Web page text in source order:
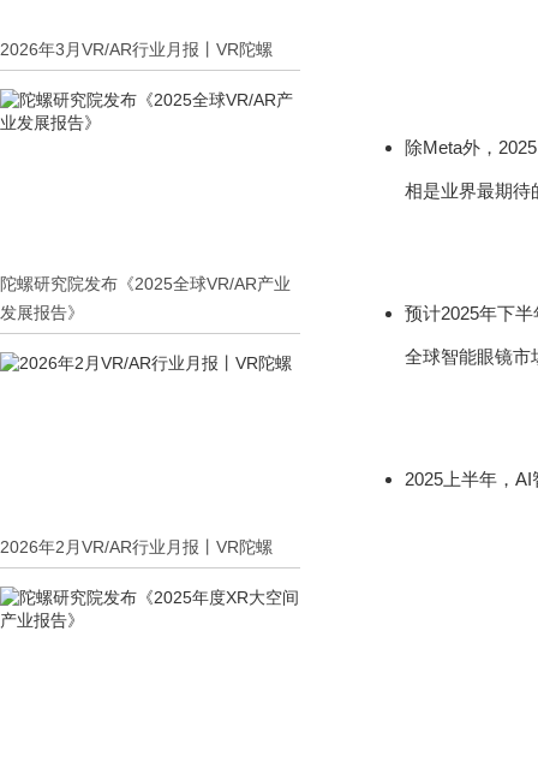
2026年3月VR/AR行业月报丨VR陀螺
陀螺研究院发布《2025全球VR/AR产业
发展报告》
2026年2月VR/AR行业月报丨VR陀螺
除Meta外，
相是业界最期待
预计2025年下
全球智能眼镜市
2025上半年，